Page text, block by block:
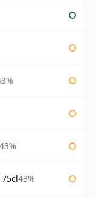
43%
43%